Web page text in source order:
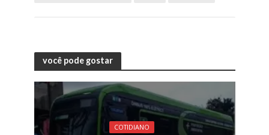
você pode gostar
COTIDIANO